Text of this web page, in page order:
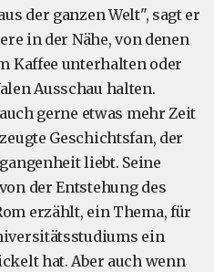
der ganzen Welt", sagt er
in der Nähe, von denen
Kaffee unterhalten oder
Ausschau halten.
gerne etwas mehr Zeit
Geschichtsfan, der
liebt. Seine
der Entstehung des
erzählt, ein Thema, für
ein
hat. Aber auch wenn